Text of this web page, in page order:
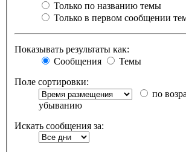
Только по названию темы
Только в первом сообщении
Показывать результаты как:
Сообщения
Темы
Поле сортировки:
по
убыванию
Искать сообщения за: